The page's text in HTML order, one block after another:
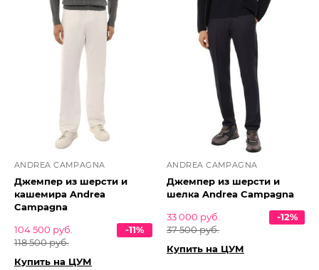
ANDREA CAMPAGNA
Джемпер из шерсти и
кашемира Andrea
Campagna
104 500 руб.
118 500 руб.
-11%
Купить на ЦУМ
ANDREA CAMPAGNA
Джемпер из шерсти и
шелка Andrea Campagna
33 000 руб.
37 500 руб.
-12%
Купить на ЦУМ